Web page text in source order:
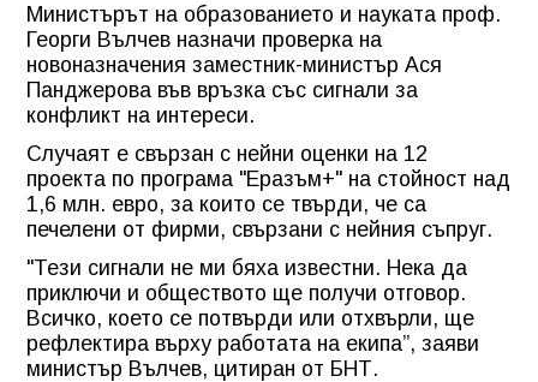
Министърът на образованието и науката проф.
Георги Вълчев назначи проверка на
новоназначения заместник-министър Ася
Панджерова във връзка със сигнали за
конфликт на интереси.
Случаят е свързан с нейни оценки на 12
проекта по програма "Еразъм+" на стойност над
1,6 млн. евро, за които се твърди, че са
печелени от фирми, свързани с нейния съпруг.
"Тези сигнали не ми бяха известни. Нека да
приключи и обществото ще получи отговор.
Всичко, което се потвърди или отхвърли, ще
рефлектира върху работата на екипа”, заяви
министър Вълчев, цитиран от БНТ.